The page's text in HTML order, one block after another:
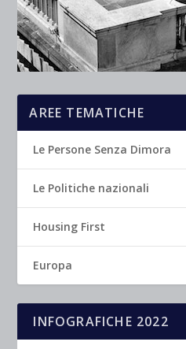
AREE TEMATICHE
Le Persone Senza Dimora
Le Politiche nazionali
Housing First
Europa
INFOGRAFICHE 2022